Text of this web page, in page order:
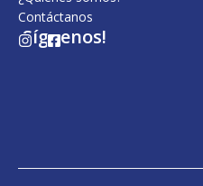
Contáctanos
¡Síguenos!
I F
s